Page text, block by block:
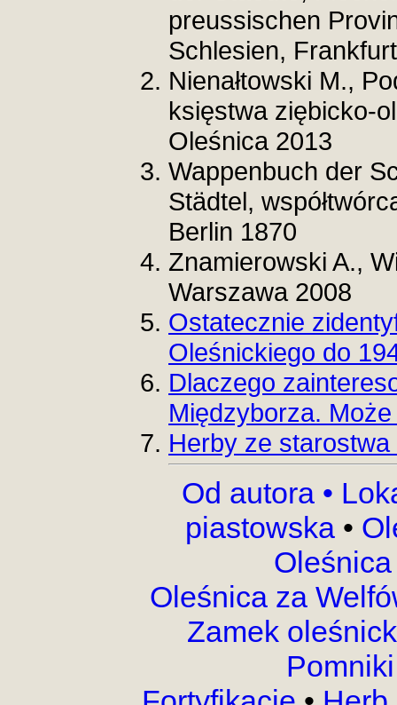
preussischen
Schlesien,
Nienałtowski M.,
księstwa ziębicko-
Oleśnica 2013
Wappenbuch der
Städtel,
Berlin 1870
Znamierowski A.,
Warszawa 2008
Ostatecznie
Oleśnickiego do
Dlaczego
Międzyborza.
Herby ze
Od autora •
piastowska •
Oleśnica za
Zamek